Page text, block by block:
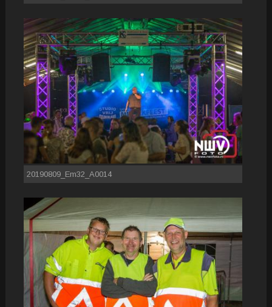
20190809_Em32_A0014